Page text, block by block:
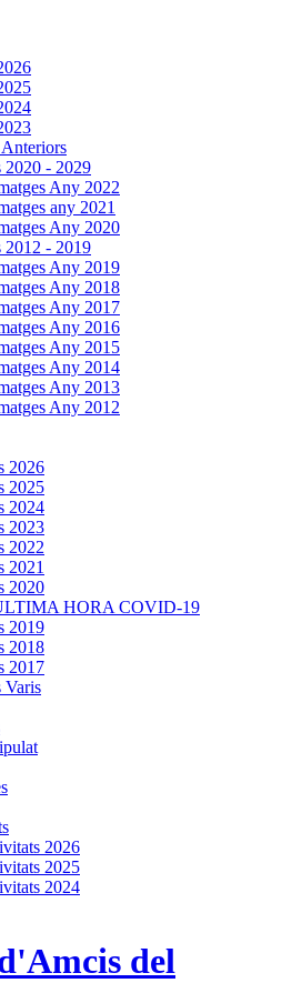
2020 - 2029
Any 2022
any 2021
Any 2020
2012 - 2019
Any 2019
Any 2018
Any 2017
Any 2016
Any 2015
Any 2014
Any 2013
Any 2012
2026
2025
2024
2023
2022
2021
2020
HORA COVID-19
2019
2018
2017
Varis
2026
2025
2024